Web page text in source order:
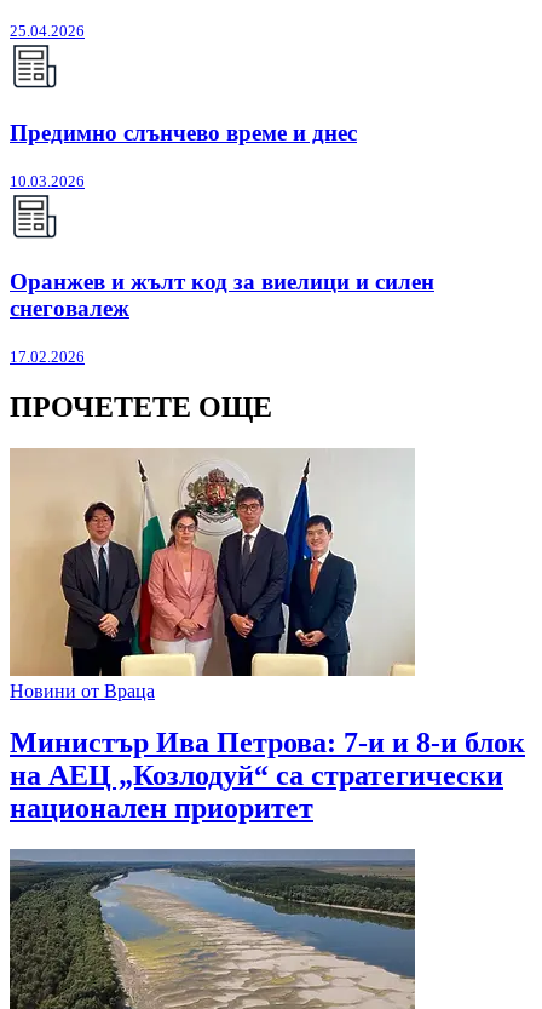
25.04.2026
Предимно слънчево време и днес
10.03.2026
Оранжев и жълт код за виелици и силен
снеговалеж
17.02.2026
ПРОЧЕТЕТЕ ОЩЕ
Новини от Враца
Министър Ива Петрова: 7-и и 8-и блок
на АЕЦ „Козлодуй“ са стратегически
национален приоритет